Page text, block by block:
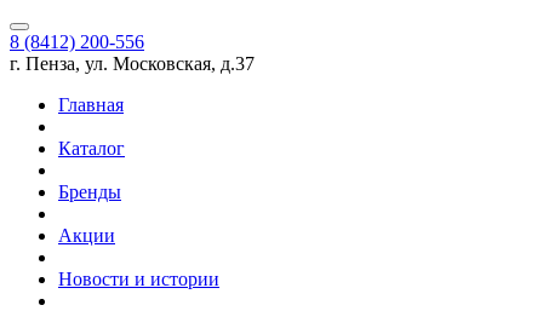
8 (8412) 200-556
г. Пенза, ул. Московская, д.37
Главная
Каталог
Бренды
Акции
Новости и истории